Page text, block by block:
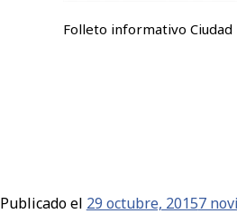
Folleto informativo
Publicado el 29 octubre, 20157